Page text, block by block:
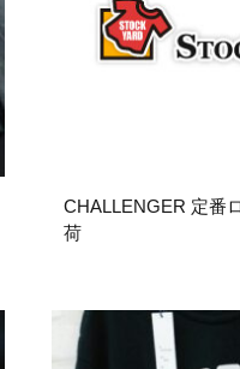
CHALLENGER 定番
荷